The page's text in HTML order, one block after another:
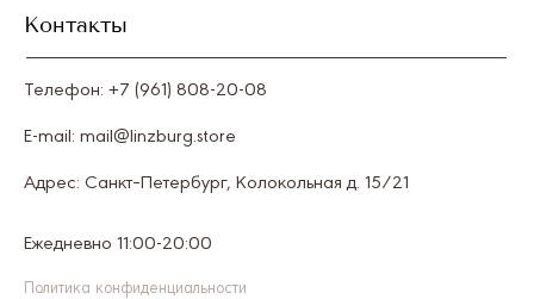
Контакты
Телефон: +7 (961) 808-20-08
E-mail: mail@linzburg.store
Ежедневно 11:00-20:00
Адрес: Санкт–Петербург, Колокольная д. 15/21
Политика конфиденциальности